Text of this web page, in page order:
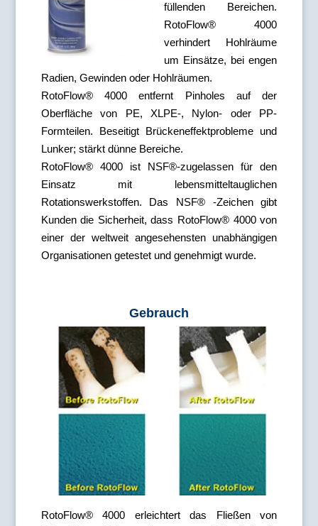
füllenden Bereichen.
RotoFlow® 4000
verhindert Hohlräume
um Einsätze, bei engen
Radien, Gewinden oder Hohlräumen.
RotoFlow® 4000 entfernt Pinholes auf der
Oberfläche von PE, XLPE-, Nylon- oder PP-
Formteilen. Beseitigt Brückeneffektprobleme und
Lunker; stärkt dünne Bereiche.
RotoFlow® 4000 ist NSF®-zugelassen für den
Einsatz mit lebensmitteltauglichen
Rotationswerkstoffen. Das NSF® -Zeichen gibt
Kunden die Sicherheit, dass RotoFlow® 4000 von
einer der weltweit angesehensten unabhängigen
Organisationen getestet und genehmigt wurde.
Gebrauch
RotoFlow® 4000 erleichtert das Fließen von